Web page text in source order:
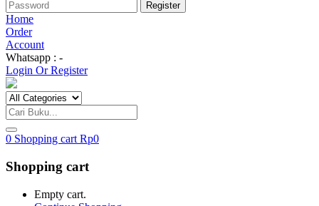
Home
Order
Account
Whatsapp : -
Login Or Register
0 Shopping cart Rp0
Shopping cart
Empty cart.